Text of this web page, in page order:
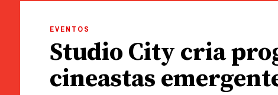
EVENTOS
Studio City cria
cineastas